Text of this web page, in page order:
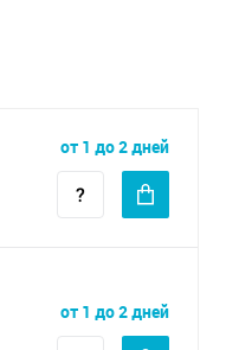
от 1 до 2 дней
от 1 до 2 дней